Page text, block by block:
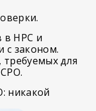
в НРС и
с законом.
для
никакой